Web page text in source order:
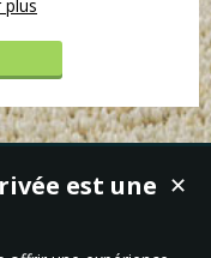
plus
✕
est une